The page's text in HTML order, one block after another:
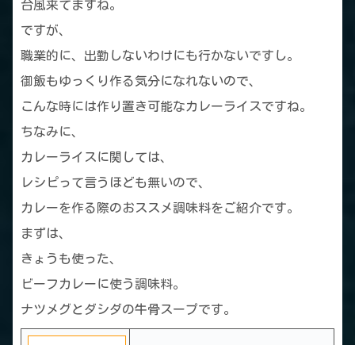
台風来てますね。
ですが、
職業的に、出勤しないわけにも行かないですし。
御飯もゆっくり作る気分になれないので、
こんな時には作り置き可能なカレーライスですね。
ちなみに、
カレーライスに関しては、
レシピって言うほども無いので、
カレーを作る際のおススメ調味料をご紹介です。
まずは、
きょうも使った、
ビーフカレーに使う調味料。
ナツメグとダシダの牛骨スープです。